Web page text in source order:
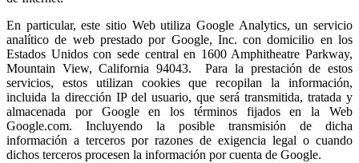
En particular, este sitio Web utiliza Google Analytics, un servicio
analítico de web prestado por Google, Inc. con domicilio en los
Estados Unidos con sede central en 1600 Amphitheatre Parkway,
Mountain View, California 94043. Para la prestación de estos
servicios, estos utilizan cookies que recopilan la información,
incluida la dirección IP del usuario, que será transmitida, tratada y
almacenada por Google en los términos fijados en la Web
Google.com. Incluyendo la posible transmisión de dicha
información a terceros por razones de exigencia legal o cuando
dichos terceros procesen la información por cuenta de Google.